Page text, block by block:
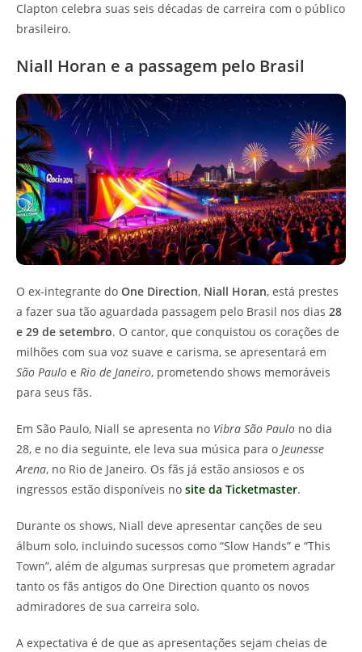
Clapton celebra suas seis décadas de carreira com o público
brasileiro.
Niall Horan e a passagem pelo Brasil
O ex-integrante do One Direction, Niall Horan, está prestes
a fazer sua tão aguardada passagem pelo Brasil nos dias 28
e 29 de setembro. O cantor, que conquistou os corações de
milhões com sua voz suave e carisma, se apresentará em
São Paulo e Rio de Janeiro, prometendo shows memoráveis
para seus fãs.
Em São Paulo, Niall se apresenta no Vibra São Paulo no dia
28, e no dia seguinte, ele leva sua música para o Jeunesse
Arena, no Rio de Janeiro. Os fãs já estão ansiosos e os
ingressos estão disponíveis no site da Ticketmaster.
Durante os shows, Niall deve apresentar canções de seu
álbum solo, incluindo sucessos como “Slow Hands” e “This
Town”, além de algumas surpresas que prometem agradar
tanto os fãs antigos do One Direction quanto os novos
admiradores de sua carreira solo.
A expectativa é de que as apresentações sejam cheias de